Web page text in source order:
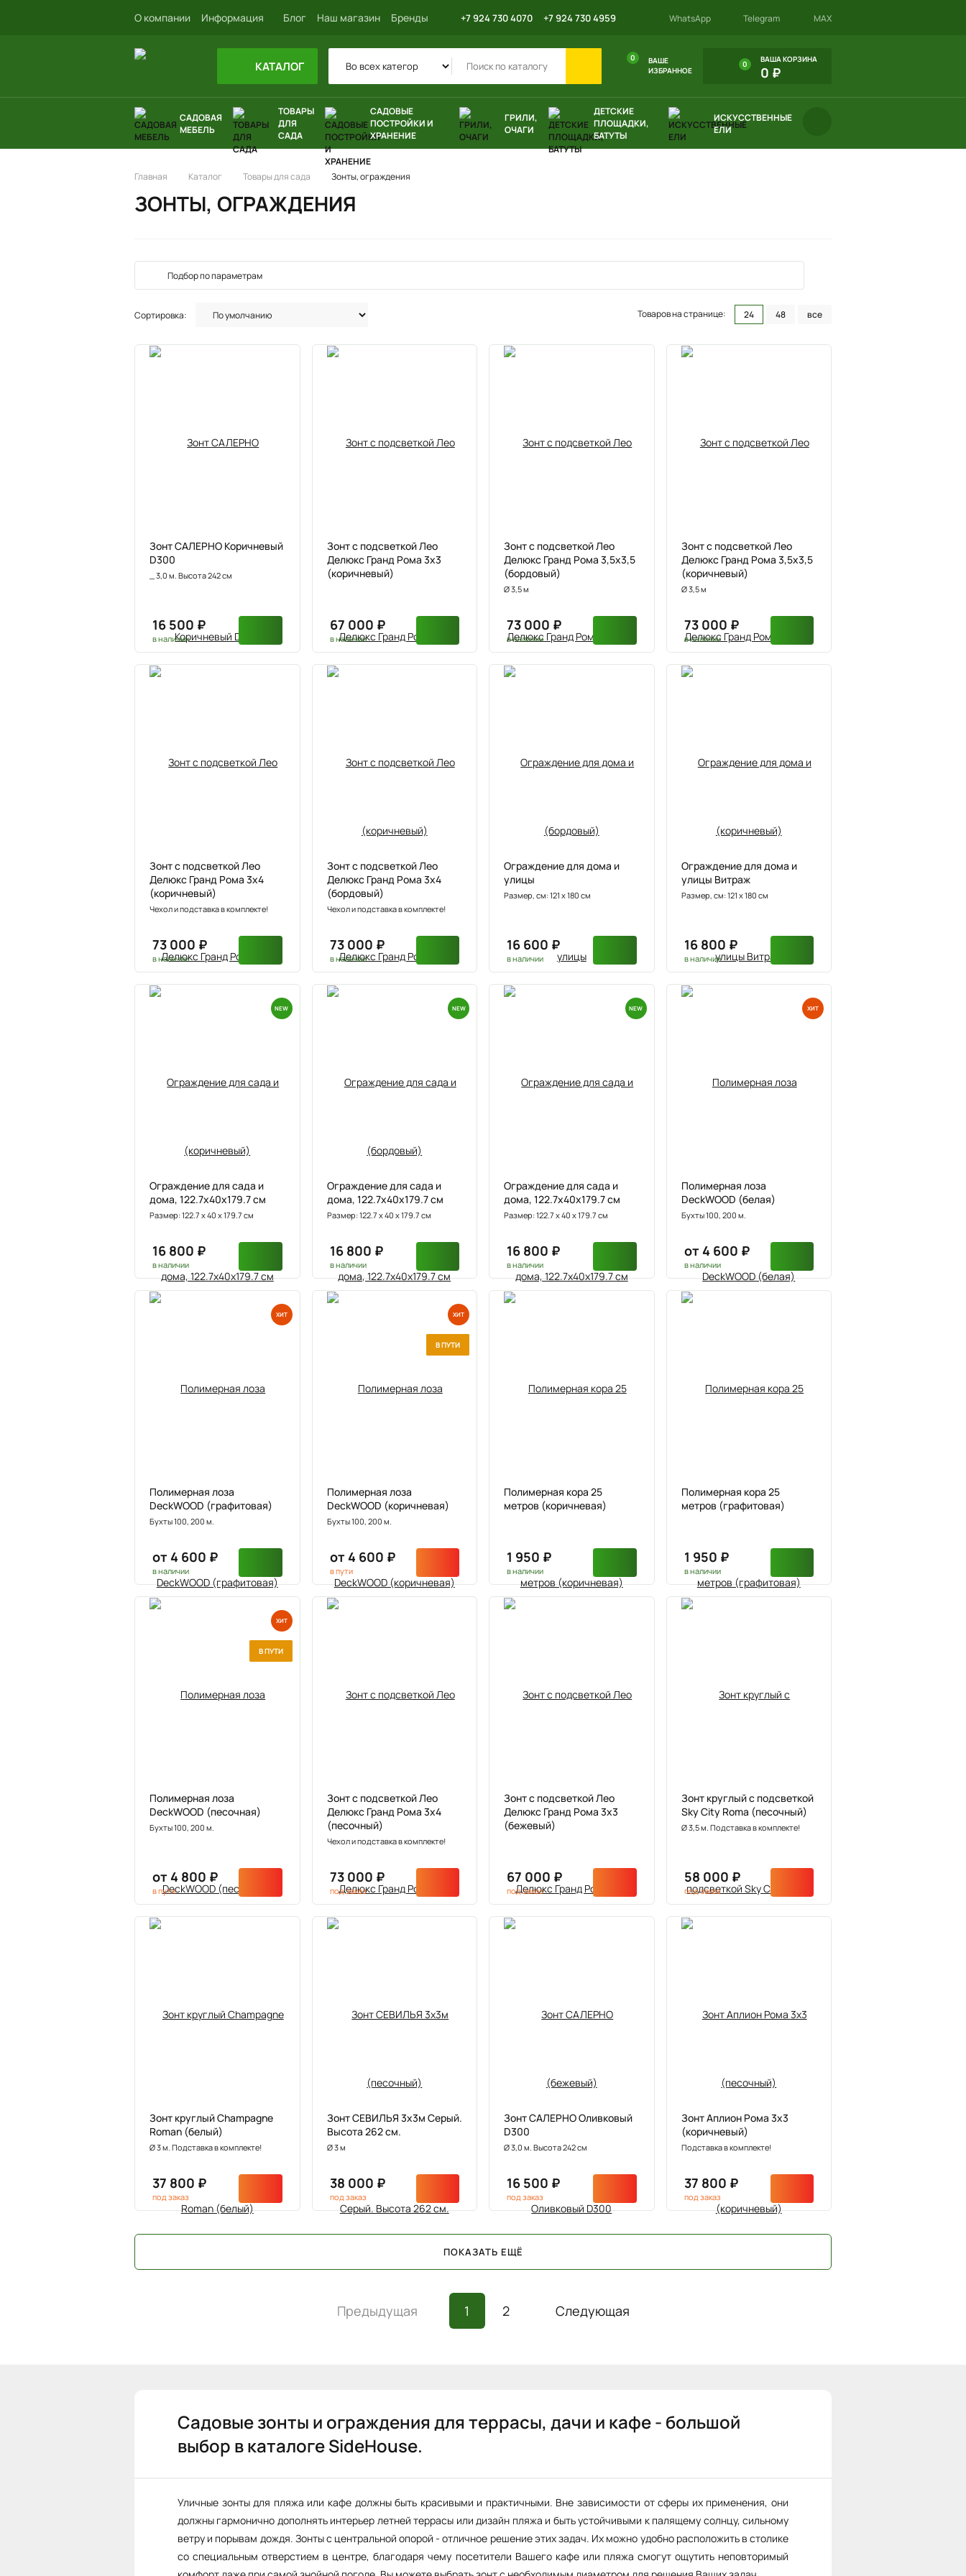
О компании Информация Блог Наш магазин Бренды +7 924 730 4070 +7 924 730 4959 WhatsApp Telegram MAX
КАТАЛОГ
ВАШЕ
ИЗБРАННОЕ
0 ВАША КОРЗИНА
0 ₽
0
САДОВАЯ
МЕБЕЛЬ
ТОВАРЫ
ДЛЯ
САДА
САДОВЫЕ
ПОСТРОЙКИ И
ХРАНЕНИЕ
ГРИЛИ,
ОЧАГИ
ДЕТСКИЕ
ПЛОЩАДКИ,
БАТУТЫ
ИСКУССТВЕННЫЕ
ЕЛИ
Главная Каталог Товары для сада Зонты, ограждения
ЗОНТЫ, ОГРАЖДЕНИЯ
Подбор по параметрам
Сортировка: Товаров на странице: 24 48 все
Зонт САЛЕРНО Коричневый
D300
_ 3,0 м. Высота 242 см
16 500 ₽
в наличии
Зонт с подсветкой Лео
Делюкс Гранд Рома 3х3
(коричневый)
67 000 ₽
в наличии
Зонт с подсветкой Лео
Делюкс Гранд Рома 3,5х3,5
(бордовый)
Ø 3,5 м
73 000 ₽
в наличии
Зонт с подсветкой Лео
Делюкс Гранд Ромa 3,5х3,5
(коричневый)
Ø 3,5 м
73 000 ₽
в наличии
Зонт с подсветкой Лео
Делюкс Гранд Ромa 3х4
(коричневый)
Чехол и подставка в комплекте!
73 000 ₽
в наличии
Зонт с подсветкой Лео
Делюкс Гранд Рома 3х4
(бордовый)
Чехол и подставка в комплекте!
73 000 ₽
в наличии
Ограждение для дома и
улицы
Размер, см: 121 х 180 см
16 600 ₽
в наличии
Ограждение для дома и
улицы Витраж
Размер, см: 121 х 180 см
16 800 ₽
в наличии
NEW
Ограждение для сада и
дома, 122.7х40х179.7 см
Размер: 122.7 х 40 х 179.7 см
16 800 ₽
в наличии
NEW
Ограждение для сада и
дома, 122.7х40х179.7 см
Размер: 122.7 х 40 х 179.7 см
16 800 ₽
в наличии
NEW
Ограждение для сада и
дома, 122.7х40х179.7 см
Размер: 122.7 х 40 х 179.7 см
16 800 ₽
в наличии
ХИТ
Полимерная лоза
DeckWOOD (белая)
Бухты 100, 200 м.
от 4 600 ₽
в наличии
ХИТ
Полимерная лоза
DeckWOOD (графитовая)
Бухты 100, 200 м.
от 4 600 ₽
в наличии
ХИТ
В ПУТИ
Полимерная лоза
DeckWOOD (коричневая)
Бухты 100, 200 м.
от 4 600 ₽
в пути
Полимерная кора 25
метров (коричневая)
1 950 ₽
в наличии
Полимерная кора 25
метров (графитовая)
1 950 ₽
в наличии
ХИТ
В ПУТИ
Полимерная лоза
DeckWOOD (песочная)
Бухты 100, 200 м.
от 4 800 ₽
в пути
Зонт с подсветкой Лео
Делюкс Гранд Ромa 3х4
(песочный)
Чехол и подставка в комплекте!
73 000 ₽
под заказ
Зонт с подсветкой Лео
Делюкс Гранд Рома 3х3
(бежевый)
67 000 ₽
под заказ
Зонт круглый с подсветкой
Sky City Roma (песочный)
Ø 3,5 м. Подставка в комплекте!
58 000 ₽
под заказ
Зонт круглый Champagne
Roman (белый)
Ø 3 м. Подставка в комплекте!
37 800 ₽
под заказ
Зонт СЕВИЛЬЯ 3х3м Серый.
Высота 262 см.
Ø 3 м
38 000 ₽
под заказ
Зонт САЛЕРНО Оливковый
D300
Ø 3,0 м. Высота 242 см
16 500 ₽
под заказ
Зонт Аплион Рома 3х3
(коричневый)
Подставка в комплекте!
37 800 ₽
под заказ
ПОКАЗАТЬ ЕЩЁ
Предыдущая 1 2 Следующая
Садовые зонты и ограждения для террасы, дачи и кафе - большой
выбор в каталоге SideHouse.
Уличные зонты для пляжа или кафе должны быть красивыми и практичными. Вне зависимости от сферы их применения, они
должны гармонично дополнять интерьер летней террасы или дизайн пляжа и быть устойчивыми к палящему солнцу, сильному
ветру и порывам дождя. Зонты с центральной опорой - отличное решение этих задач. Их можно удобно расположить в столике
со специальным отверстием в центре, благодаря чему посетители Вашего кафе или пляжа смогут ощутить неповторимый